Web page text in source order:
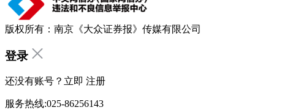
版权所有：南京《大众证券报》传媒有限公司
登录
还没有账号？立即 注册
服务热线:025-86256143